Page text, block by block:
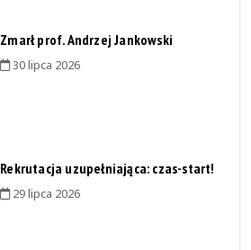
Zmarł prof. Andrzej Jankowski
30 lipca 2026
Rekrutacja uzupełniająca: czas-start!
29 lipca 2026